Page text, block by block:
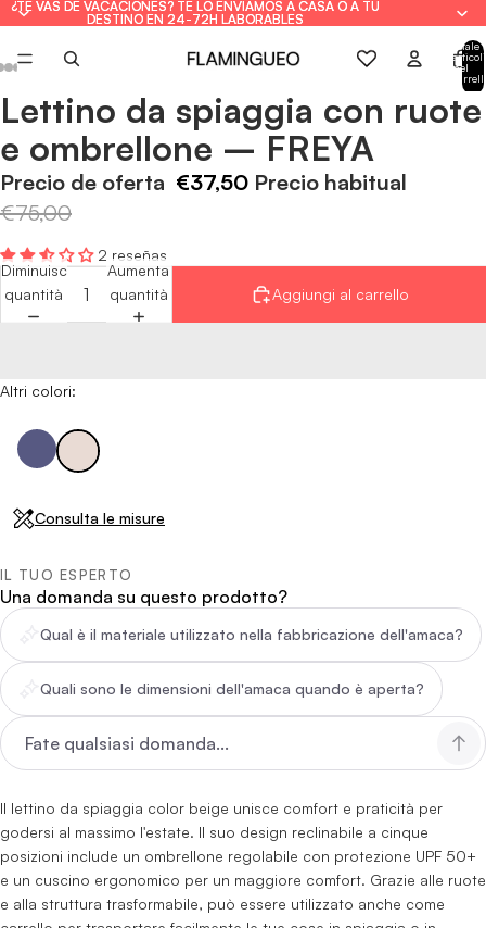
¿TE VAS DE VACACIONES? TE LO ENVIAMOS A CASA O A TU
DESTINO EN 24-72H LABORABLES
¿TE VAS DE VACACIONES? TE LO ENVIAMOS A CASA O A TU
DESTINO EN 24-72H LABORABLES
Totale
articoli
nel
Apri
immagine
a
schermo
Apri
immagine
a
schermo
Apri
immagine
a
schermo
Apri
immagine
a
schermo
Apri
immagine
a
schermo
Apri
immagine
a
schermo
Apri
immagine
a
schermo
Lettino da spiaggia con ruote
e ombrellone – FREYA
Precio de oferta €37,50 Precio habitual
€75,00
2 reseñas
Diminuisci
quantità
Aumenta
quantità
Aggiungi al carrello
Altri colori:
Consulta le misure
IL TUO ESPERTO
Una domanda su questo prodotto?
Qual è il materiale utilizzato nella fabbricazione dell'amaca?
Quali sono le dimensioni dell'amaca quando è aperta?
Il lettino da spiaggia color beige unisce comfort e praticità per
godersi al massimo l'estate. Il suo design reclinabile a cinque
posizioni include un ombrellone regolabile con protezione UPF 50+
e un cuscino ergonomico per un maggiore comfort. Grazie alle ruote
e alla struttura trasformabile, può essere utilizzato anche come